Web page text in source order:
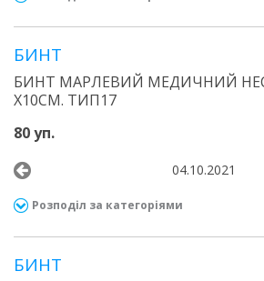
БИНТ
БИНТ МАРЛЕВИЙ МЕДИЧНИЙ
Х10СМ. ТИП17
80 уп.
04.10.2021
Розподіл за категоріями
БИНТ